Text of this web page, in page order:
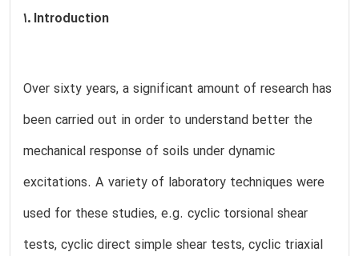
1. Introduction
Over sixty years, a significant amount of research has
been carried out in order to understand better the
mechanical response of soils under dynamic
excitations. A variety of laboratory techniques were
used for these studies, e.g. cyclic torsional shear
tests, cyclic direct simple shear tests, cyclic triaxial